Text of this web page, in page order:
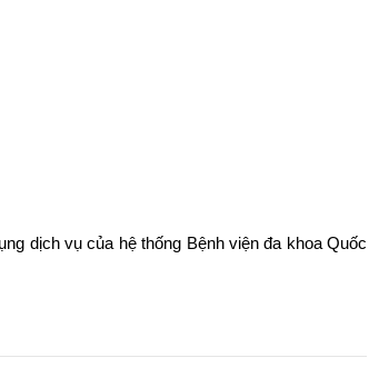
dịch vụ của hệ thống Bệnh viện đa khoa Quốc